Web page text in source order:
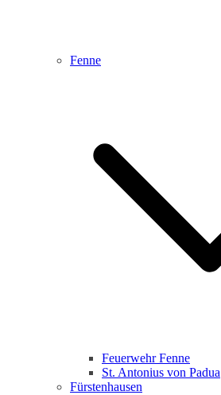
Fenne
Feuerwehr Fenne
St. Antonius von Padua
Fürstenhausen